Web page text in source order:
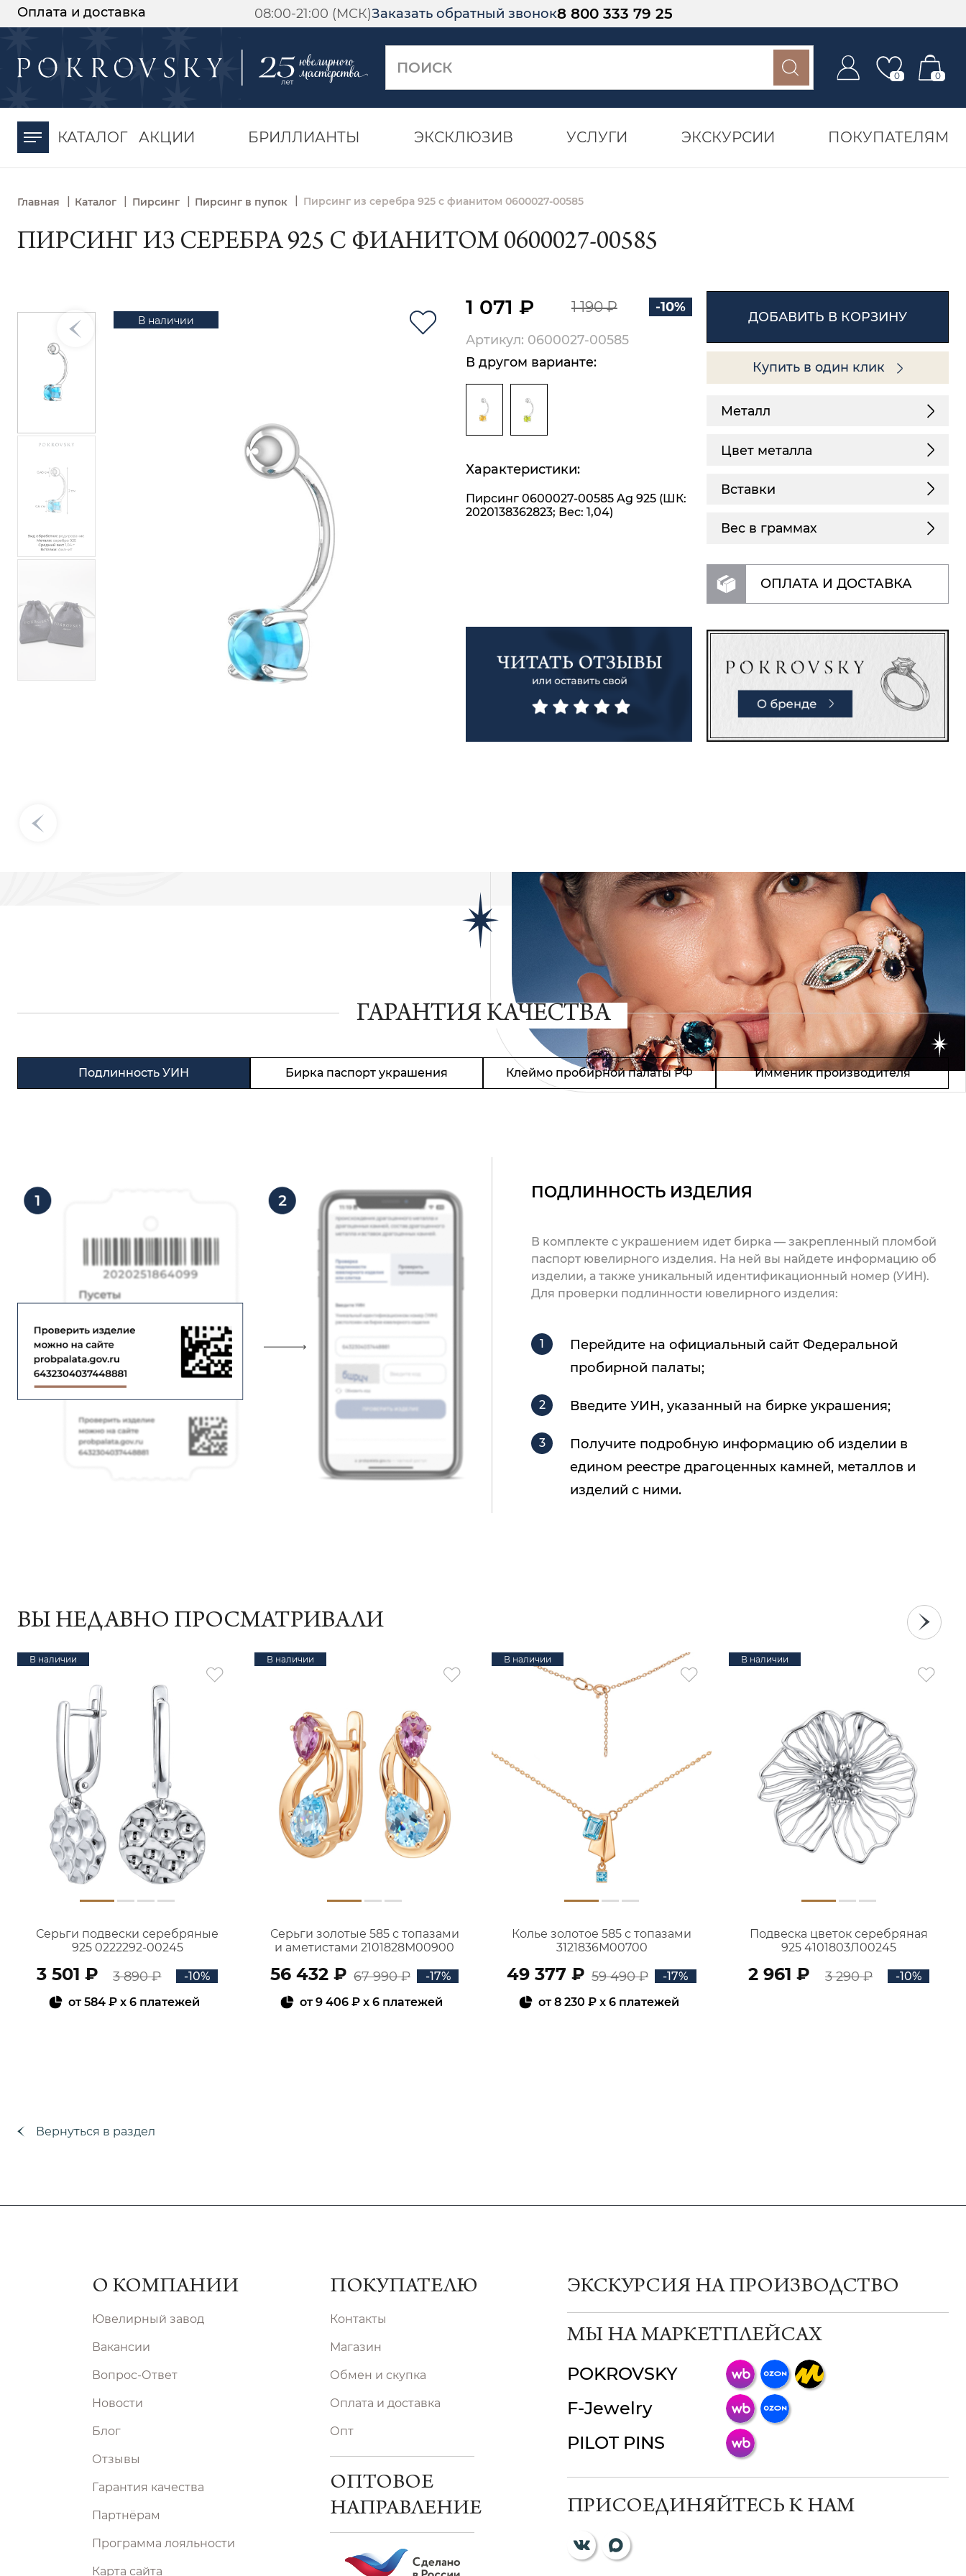
Оплата и доставка 08:00-21:00 (МСК)Заказать обратный звонок8 800 333 79 25
0 0
КАТАЛОГ АКЦИИ БРИЛЛИАНТЫ ЭКСКЛЮЗИВ УСЛУГИ ЭКСКУРСИИ ПОКУПАТЕЛЯМ
Главная | Каталог | Пирсинг | Пирсинг в пупок Пирсинг из серебра 925 с фианитом 0600027-00585
ПИРСИНГ ИЗ СЕРЕБРА 925 С ФИАНИТОМ 0600027-00585
В наличии
1 071 ₽ 1 190 ₽ -10%
Артикул: 0600027-00585
В другом варианте:
Характеристики:
Пирсинг 0600027-00585 Ag 925 (ШК:
2020138362823; Вес: 1,04)
ДОБАВИТЬ В КОРЗИНУ
Купить в один клик
Металл
Цвет металла
Вставки
Вес в граммах
ОПЛАТА И ДОСТАВКА
ГАРАНТИЯ КАЧЕСТВА
Подлинность УИН Бирка паспорт украшения Клеймо пробирной палаты РФ Имменик производителя
ПОДЛИННОСТЬ ИЗДЕЛИЯ
В комплекте с украшением идет бирка — закрепленный пломбой
паспорт ювелирного изделия. На ней вы найдете информацию об
изделии, а также уникальный идентификационный номер (УИН).
Для проверки подлинности ювелирного изделия:
Перейдите на официальный сайт Федеральной
пробирной палаты;
Введите УИН, указанный на бирке украшения;
Получите подробную информацию об изделии в
едином реестре драгоценных камней, металлов и
изделий с ними.
ВЫ НЕДАВНО ПРОСМАТРИВАЛИ
В наличии
Серьги подвески серебряные
925 0222292-00245
3 501 ₽ 3 890 ₽
-10%
от584 ₽ x 6 платежей
В наличии
Серьги золотые 585 с топазами
и аметистами 2101828М00900
56 432 ₽ 67 990 ₽
-17%
от9 406 ₽ x 6 платежей
В наличии
Колье золотое 585 с топазами
3121836М00700
49 377 ₽ 59 490 ₽
-17%
от8 230 ₽x 6 платежей
В наличии
Подвеска цветок серебряная
925 4101803Л00245
2 961 ₽ 3 290 ₽ -10%
Вернуться в раздел
О КОМПАНИИ
Ювелирный завод
Вакансии
Вопрос-Ответ
Новости
Блог
Отзывы
Гарантия качества
Партнёрам
Программа лояльности
Карта сайта
ПОКУПАТЕЛЮ
Контакты
Магазин
Обмен и скупка
Оплата и доставка
Опт
ОПТОВОЕ
НАПРАВЛЕНИЕ
ЭКСКУРСИЯ НА ПРОИЗВОДСТВО
МЫ НА МАРКЕТПЛЕЙСАХ
POKROVSKY
F-Jewelry
PILOT PINS
ПРИСОЕДИНЯЙТЕСЬ К НАМ
-30%
момента оплаты
ChatApp
мессенджер!